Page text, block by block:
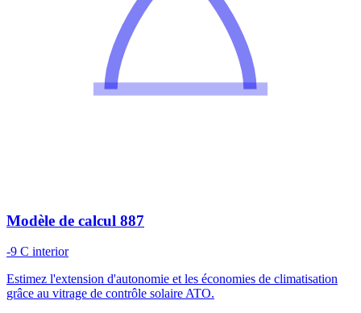
Modèle de calcul 887
-9 C interior
Estimez l'extension d'autonomie et les économies de climatisation
grâce au vitrage de contrôle solaire ATO.